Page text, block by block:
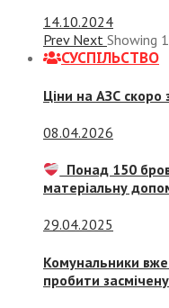
14.10.2024
Prev Next Showing 1
СУСПIЛЬСТВО
Ціни на АЗС скоро
08.04.2026
Понад 150
матеріальну
29.04.2025
Комунальники
пробити